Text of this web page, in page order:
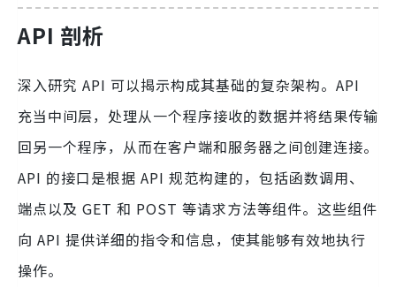
API 剖析
深入研究 API 可以揭示构成其基础的复杂架构。API
充当中间层，处理从一个程序接收的数据并将结果传输
回另一个程序，从而在客户端和服务器之间创建连接。
API 的接口是根据 API 规范构建的，包括函数调用、
端点以及 GET 和 POST 等请求方法等组件。这些组件
向 API 提供详细的指令和信息，使其能够有效地执行
操作。